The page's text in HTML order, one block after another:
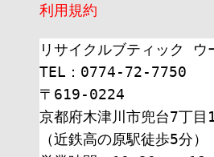
利用規約
リサイクルブティック ウ
TEL：0774-72-7750
〒619-0224
京都府木津川市兜台7丁
（近鉄高の原駅徒歩5分）